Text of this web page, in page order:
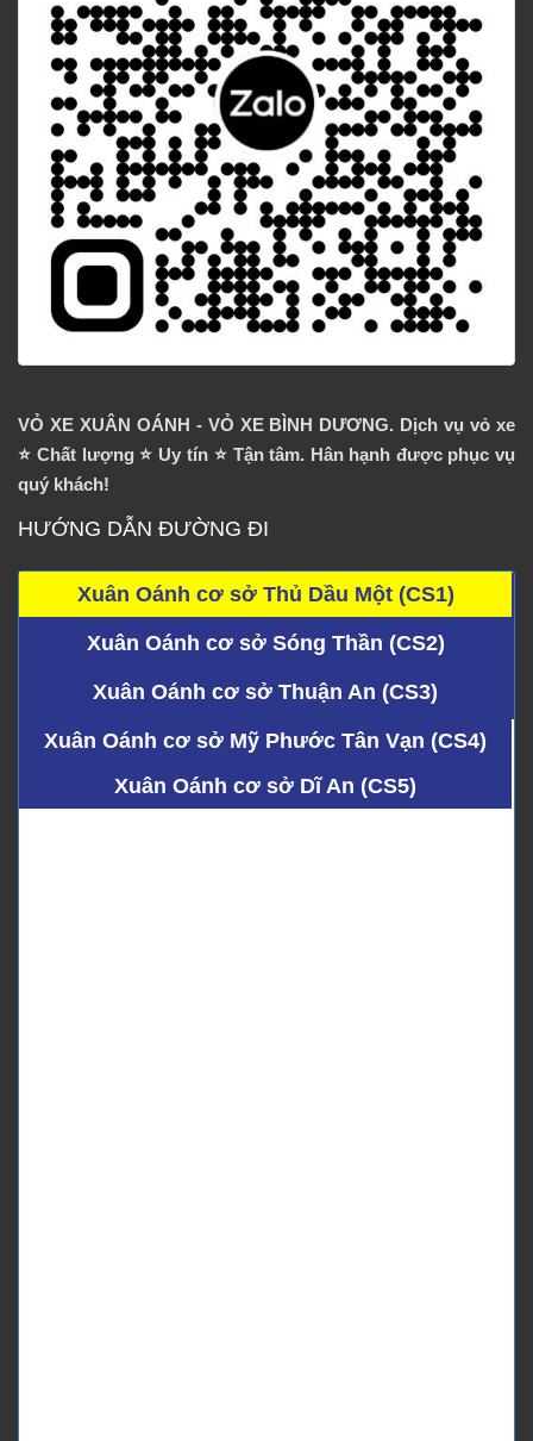
VỎ XE XUÂN OÁNH - VỎ XE BÌNH DƯƠNG. Dịch vụ vỏ xe
⭐️ Chất lượng ⭐️ Uy tín ⭐️ Tận tâm. Hân hạnh được phục vụ
quý khách!
HƯỚNG DẪN ĐƯỜNG ĐI
Xuân Oánh cơ sở Thủ Dầu Một (CS1)
Xuân Oánh cơ sở Sóng Thần (CS2)
Xuân Oánh cơ sở Thuận An (CS3)
Xuân Oánh cơ sở Mỹ Phước Tân Vạn (CS4)
Xuân Oánh cơ sở Dĩ An (CS5)